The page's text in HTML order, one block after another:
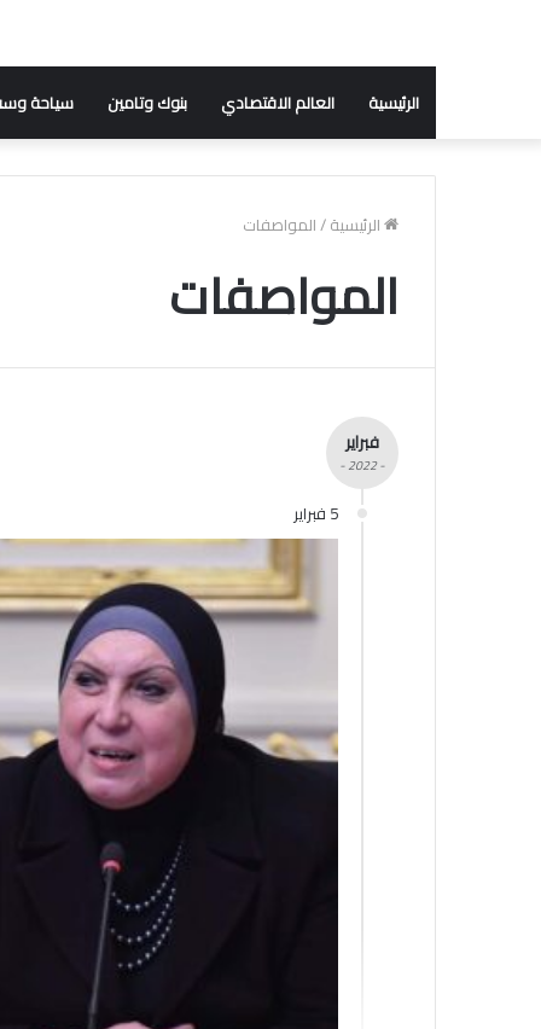
الرئيسية العالم الاقتصادي بنوك وتامين سياحة
الرئيسية/المواصفات
المواصفات
فبراير
- 2022 -
5 فبراير